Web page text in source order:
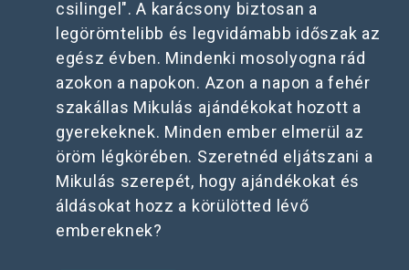
csilingel". A karácsony biztosan a
legörömtelibb és legvidámabb időszak az
egész évben. Mindenki mosolyogna rád
azokon a napokon. Azon a napon a fehér
szakállas Mikulás ajándékokat hozott a
gyerekeknek. Minden ember elmerül az
öröm légkörében. Szeretnéd eljátszani a
Mikulás szerepét, hogy ajándékokat és
áldásokat hozz a körülötted lévő
embereknek?